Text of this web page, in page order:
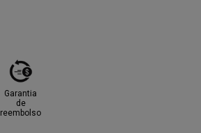
Garantia
de
reembolso